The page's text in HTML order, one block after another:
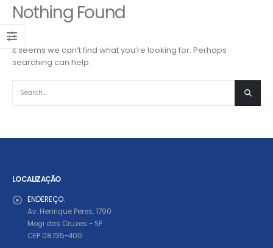
Nothing Found
It seems we can’t find what you’re looking for. Perhaps
searching can help.
LOCALIZAÇÃO
ENDEREÇO:
Av. Henrique Peres, 1790
Mogi das Cruzes - SP
CEP 08735-400